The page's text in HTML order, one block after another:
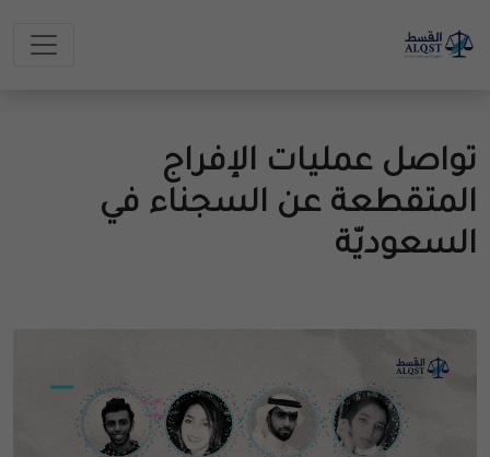
تواصل عمليات الإفراج
المتقطعة عن السجناء في
السعوديّة